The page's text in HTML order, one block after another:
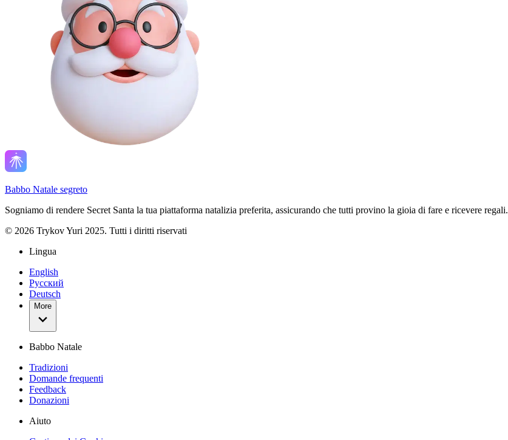
Babbo Natale segreto
Sogniamo di rendere Secret Santa la tua piattaforma natalizia preferita, assicurando che tutti provino la gioia di fare e ricevere regali.
© 2026 Trykov Yuri 2025. Tutti i diritti riservati
Lingua
English
Русский
Deutsch
More
Babbo Natale
Tradizioni
Domande frequenti
Feedback
Donazioni
Aiuto